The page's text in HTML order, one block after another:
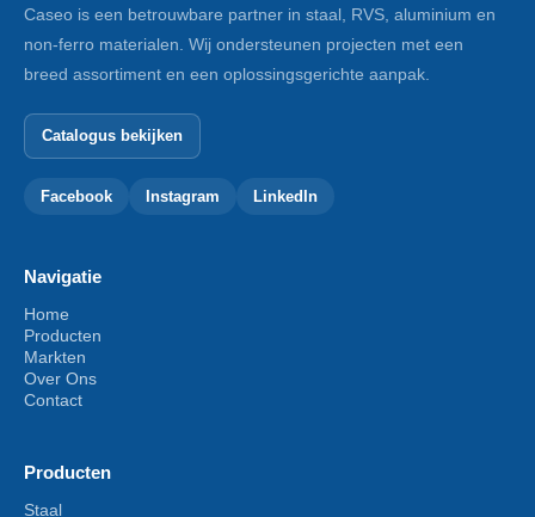
Caseo is een betrouwbare partner in staal, RVS, aluminium en
non-ferro materialen. Wij ondersteunen projecten met een
breed assortiment en een oplossingsgerichte aanpak.
Catalogus bekijken
Facebook Instagram LinkedIn
Navigatie
Home
Producten
Markten
Over Ons
Contact
Producten
Staal